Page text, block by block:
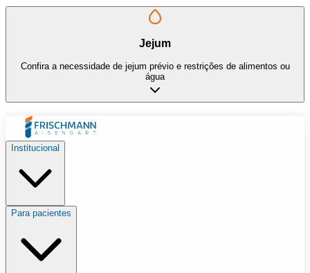
Jejum
Confira a necessidade de jejum prévio e restrições de alimentos ou
água
Institucional
Para pacientes